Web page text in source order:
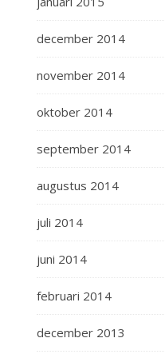
december 2014
november 2014
oktober 2014
september 2014
augustus 2014
juli 2014
juni 2014
februari 2014
december 2013